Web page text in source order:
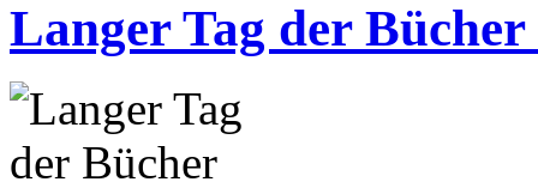
Langer Tag der Bücher